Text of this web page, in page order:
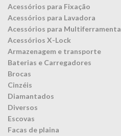
Acessórios para Fixação
Acessórios para Lavadora
Acessórios para Multiferramenta
Acessórios X-Lock
Armazenagem e transporte
Baterias e Carregadores
Brocas
Cinzéis
Diamantados
Diversos
Escovas
Facas de plaina